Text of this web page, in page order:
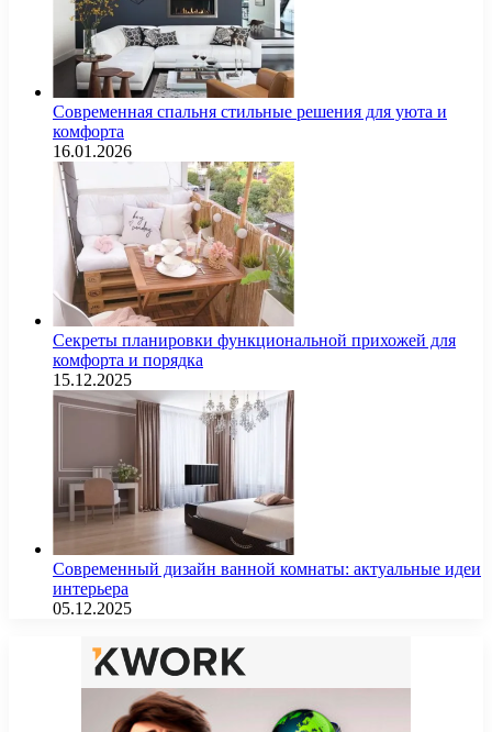
Современная спальня стильные решения для уюта и
комфорта
16.01.2026
Секреты планировки функциональной прихожей для
комфорта и порядка
15.12.2025
Современный дизайн ванной комнаты: актуальные идеи
интерьера
05.12.2025